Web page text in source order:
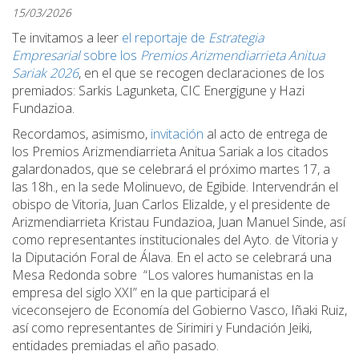
15/03/2026
Te invitamos a leer el reportaje de Estrategia
Empresarialsobre los Premios Arizmendiarrieta Anitua
Sariak 2026, en el que se recogen declaraciones de los
premiados: Sarkis Lagunketa, CIC Energigune y Hazi
Fundazioa.
Recordamos, asimismo, invitación al acto de entrega de
los Premios Arizmendiarrieta Anitua Sariak a los citados
galardonados, que se celebrará el próximo martes 17, a
las 18h., en la sede Molinuevo, de Egibide. Intervendrán el
obispo de Vitoria, Juan Carlos Elizalde, y el presidente de
Arizmendiarrieta Kristau Fundazioa, Juan Manuel Sinde, así
como representantes institucionales del Ayto. de Vitoria y
la Diputación Foral de Álava. En el acto se celebrará una
Mesa Redonda sobre “Los valores humanistas en la
empresa del siglo XXI” en la que participará el
viceconsejero de Economía del Gobierno Vasco, Iñaki Ruiz,
así como representantes de Sirimiri y Fundación Jeiki,
entidades premiadas el año pasado.